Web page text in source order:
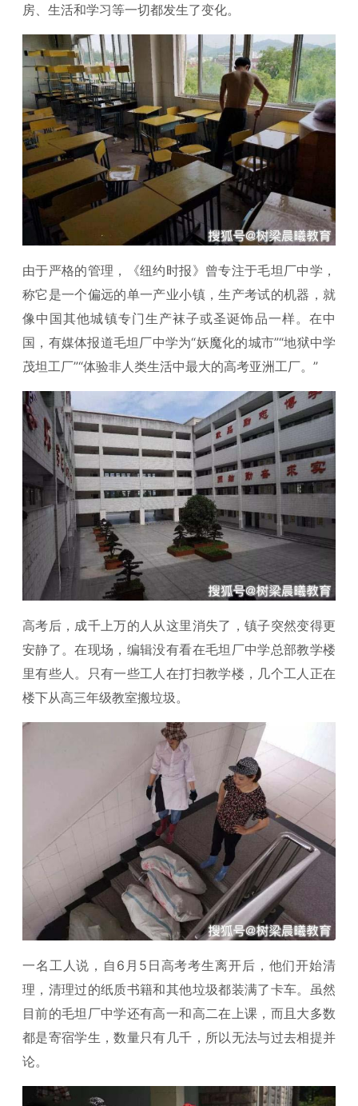
房、生活和学习等一切都发生了变化。
由于严格的管理，《纽约时报》曾专注于毛坦厂中学，
称它是一个偏远的单一产业小镇，生产考试的机器，就
像中国其他城镇专门生产袜子或圣诞饰品一样。在中
国，有媒体报道毛坦厂中学为“妖魔化的城市”“地狱中学
茂坦工厂”“体验非人类生活中最大的高考亚洲工厂。”
高考后，成千上万的人从这里消失了，镇子突然变得更
安静了。在现场，编辑没有看在毛坦厂中学总部教学楼
里有些人。只有一些工人在打扫教学楼，几个工人正在
楼下从高三年级教室搬垃圾。
一名工人说，自6月5日高考考生离开后，他们开始清
理，清理过的纸质书籍和其他垃圾都装满了卡车。虽然
目前的毛坦厂中学还有高一和高二在上课，而且大多数
都是寄宿学生，数量只有几千，所以无法与过去相提并
论。